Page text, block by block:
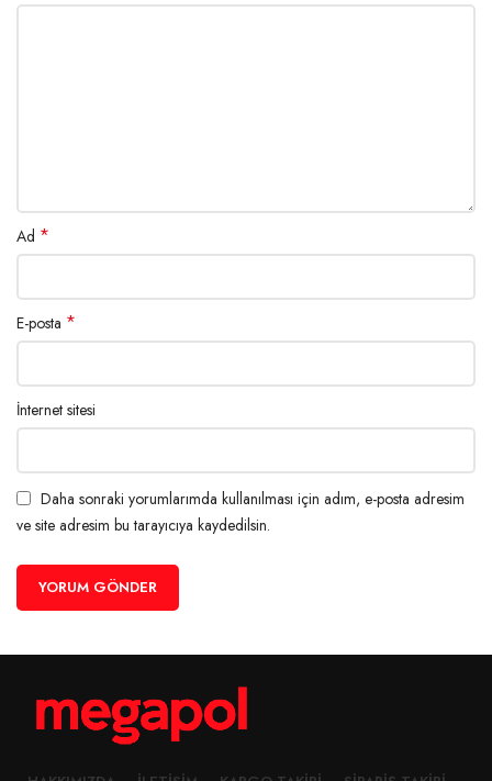
Ad *
E-posta *
İnternet sitesi
Daha sonraki yorumlarımda kullanılması için adım, e-posta adresim
ve site adresim bu tarayıcıya kaydedilsin.